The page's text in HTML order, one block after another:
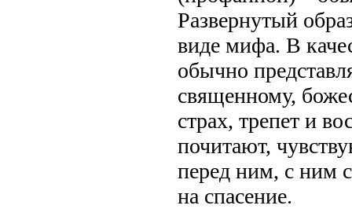
Развернутый
виде мифа. В
обычно
священному,
страх, трепет и
почитают,
перед ним, с ним
на спасение.